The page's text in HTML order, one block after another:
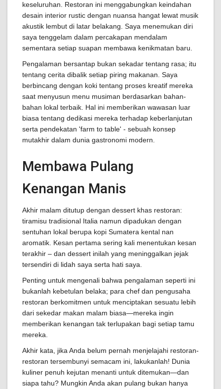
keseluruhan. Restoran ini menggabungkan keindahan
desain interior rustic dengan nuansa hangat lewat musik
akustik lembut di latar belakang. Saya menemukan diri
saya tenggelam dalam percakapan mendalam
sementara setiap suapan membawa kenikmatan baru.
Pengalaman bersantap bukan sekadar tentang rasa; itu
tentang cerita dibalik setiap piring makanan. Saya
berbincang dengan koki tentang proses kreatif mereka
saat menyusun menu musiman berdasarkan bahan-
bahan lokal terbaik. Hal ini memberikan wawasan luar
biasa tentang dedikasi mereka terhadap keberlanjutan
serta pendekatan 'farm to table' - sebuah konsep
mutakhir dalam dunia gastronomi modern.
Membawa Pulang
Kenangan Manis
Akhir malam ditutup dengan dessert khas restoran:
tiramisu tradisional Italia namun dipadukan dengan
sentuhan lokal berupa kopi Sumatera kental nan
aromatik. Kesan pertama sering kali menentukan kesan
terakhir – dan dessert inilah yang meninggalkan jejak
tersendiri di lidah saya serta hati saya.
Penting untuk mengenali bahwa pengalaman seperti ini
bukanlah kebetulan belaka; para chef dan pengusaha
restoran berkomitmen untuk menciptakan sesuatu lebih
dari sekedar makan malam biasa—mereka ingin
memberikan kenangan tak terlupakan bagi setiap tamu
mereka.
Akhir kata, jika Anda belum pernah menjelajahi restoran-
restoran tersembunyi semacam ini, lakukanlah! Dunia
kuliner penuh kejutan menanti untuk ditemukan—dan
siapa tahu? Mungkin Anda akan pulang bukan hanya